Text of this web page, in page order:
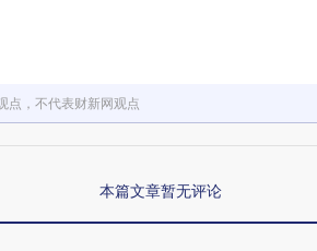
点，不代表财新网观点
本篇文章暂无评论